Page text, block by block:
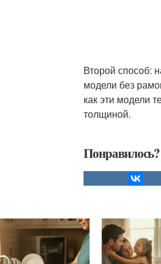
Второй способ:
модели без
как эти модели
толщиной.